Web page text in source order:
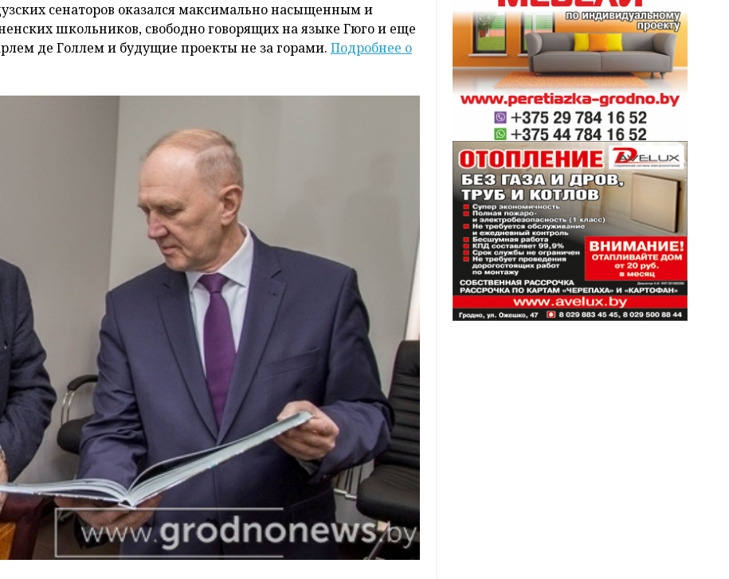
сенаторов оказался максимально насыщенным и
школьников, свободно говорящих на языке Гюго и еще
де Голлем и будущие проекты не за горами. Подробнее о